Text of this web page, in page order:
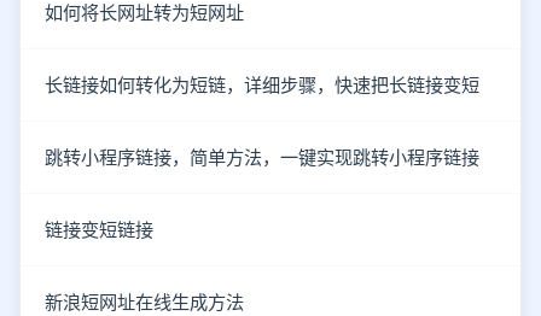
如何将长网址转为短网址
长链接如何转化为短链，详细步骤，快速把长链接变短
跳转小程序链接，简单方法，一键实现跳转小程序链接
链接变短链接
新浪短网址在线生成方法